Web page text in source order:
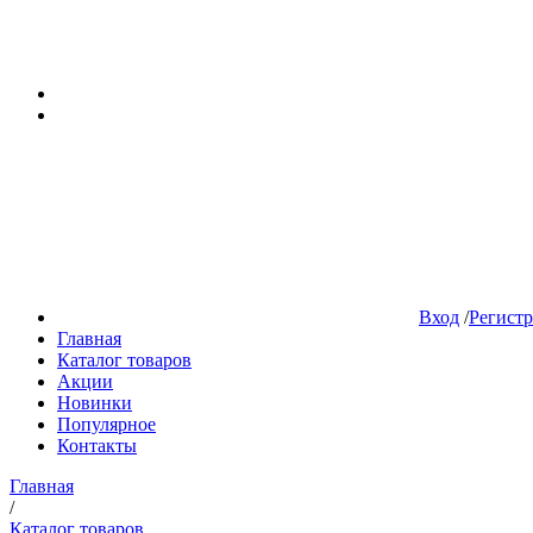
Вход /
Главная
Каталог товаров
Акции
Новинки
Популярное
Контакты
Главная
/
Каталог товаров